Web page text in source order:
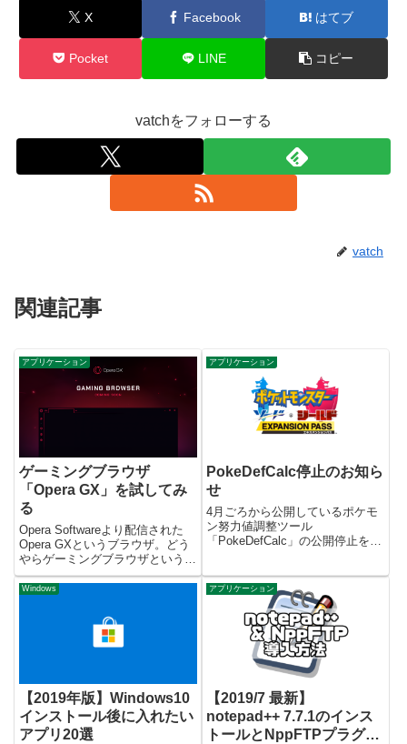
X Facebook はてブ
Pocket LINE コピー
vatchをフォローする
vatch
関連記事
アプリケーション
ゲーミングブラウザ
「Opera GX」を試してみ
る
Opera Softwareより配信された
Opera GXというブラウザ。どう
やらゲーミングブラウザというも
のを名乗っているらしく、ちょっ
と気になったので使ってみまし
ス版であり、正式リリース版では
ない？ので注意...
アプリケーション
PokeDefCalc停止のお知ら
せ
4月ごろから公開しているポケモ
ン努力値調整ツール
「PokeDefCalc」の公開停止を決
更新する稼働がないそもそもポケ
モン対戦から離れてしまっている
以上3つの点が挙げられます。ま
Windows
【2019年版】Windows10
インストール後に入れたい
アプリ20選
アプリケーション
【2019/7 最新】
notepad++ 7.7.1のインス
トールとNppFTPプラグイ